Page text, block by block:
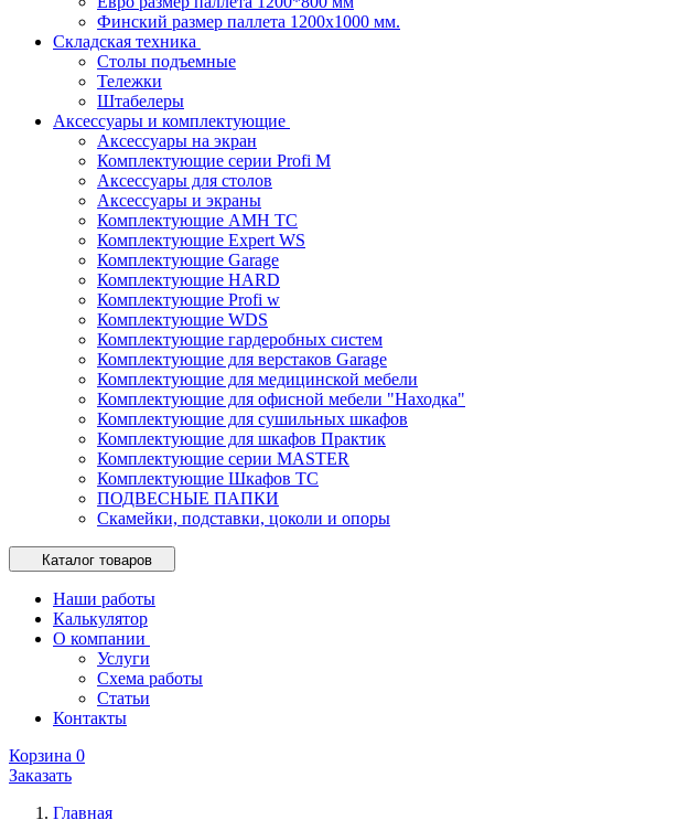
Финский размер паллета 1200х1000 мм.
Складская техника
Столы подъемные
Тележки
Штабелеры
Аксессуары и комплектующие
Аксессуары на экран
Комплектующие серии Profi M
Аксессуары для столов
Аксессуары и экраны
Комплектующие AMH TC
Комплектующие Expert WS
Комплектующие Garage
Комплектующие HARD
Комплектующие Profi w
Комплектующие WDS
Комплектующие гардеробных систем
Комплектующие для верстаков Garage
Комплектующие для медицинской мебели
Комплектующие для офисной мебели "Находка"
Комплектующие для сушильных шкафов
Комплектующие для шкафов Практик
Комплектующие серии MASTER
Комплектующие Шкафов ТС
ПОДВЕСНЫЕ ПАПКИ
Скамейки, подставки, цоколи и опоры
Каталог товаров
Наши работы
Калькулятор
О компании
Услуги
Схема работы
Статьи
Контакты
Корзина 0
Заказать
Главная